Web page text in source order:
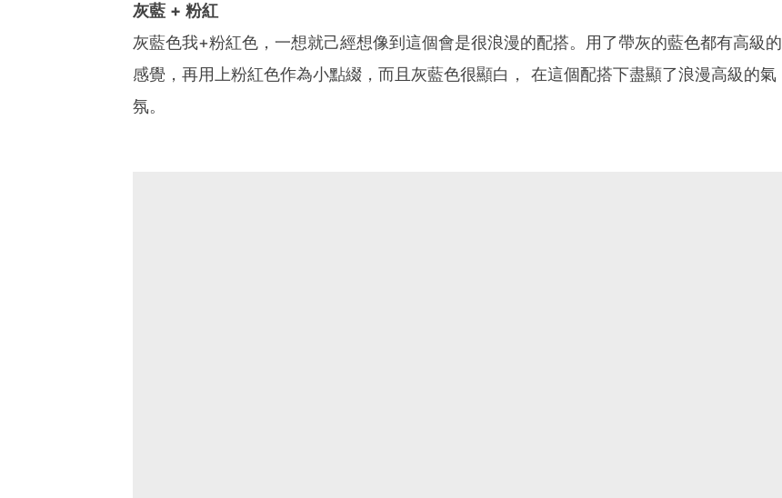
灰藍 + 粉紅
灰藍色我+粉紅色，一想就己經想像到這個會是很浪漫的配搭。用了帶灰的藍色都有高級的
感覺，再用上粉紅色作為小點綴，而且灰藍色很顯白， 在這個配搭下盡顯了浪漫高級的氣
氛。